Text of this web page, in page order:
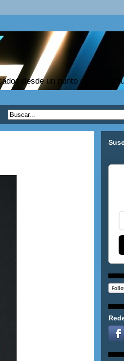
desde un punto de vista